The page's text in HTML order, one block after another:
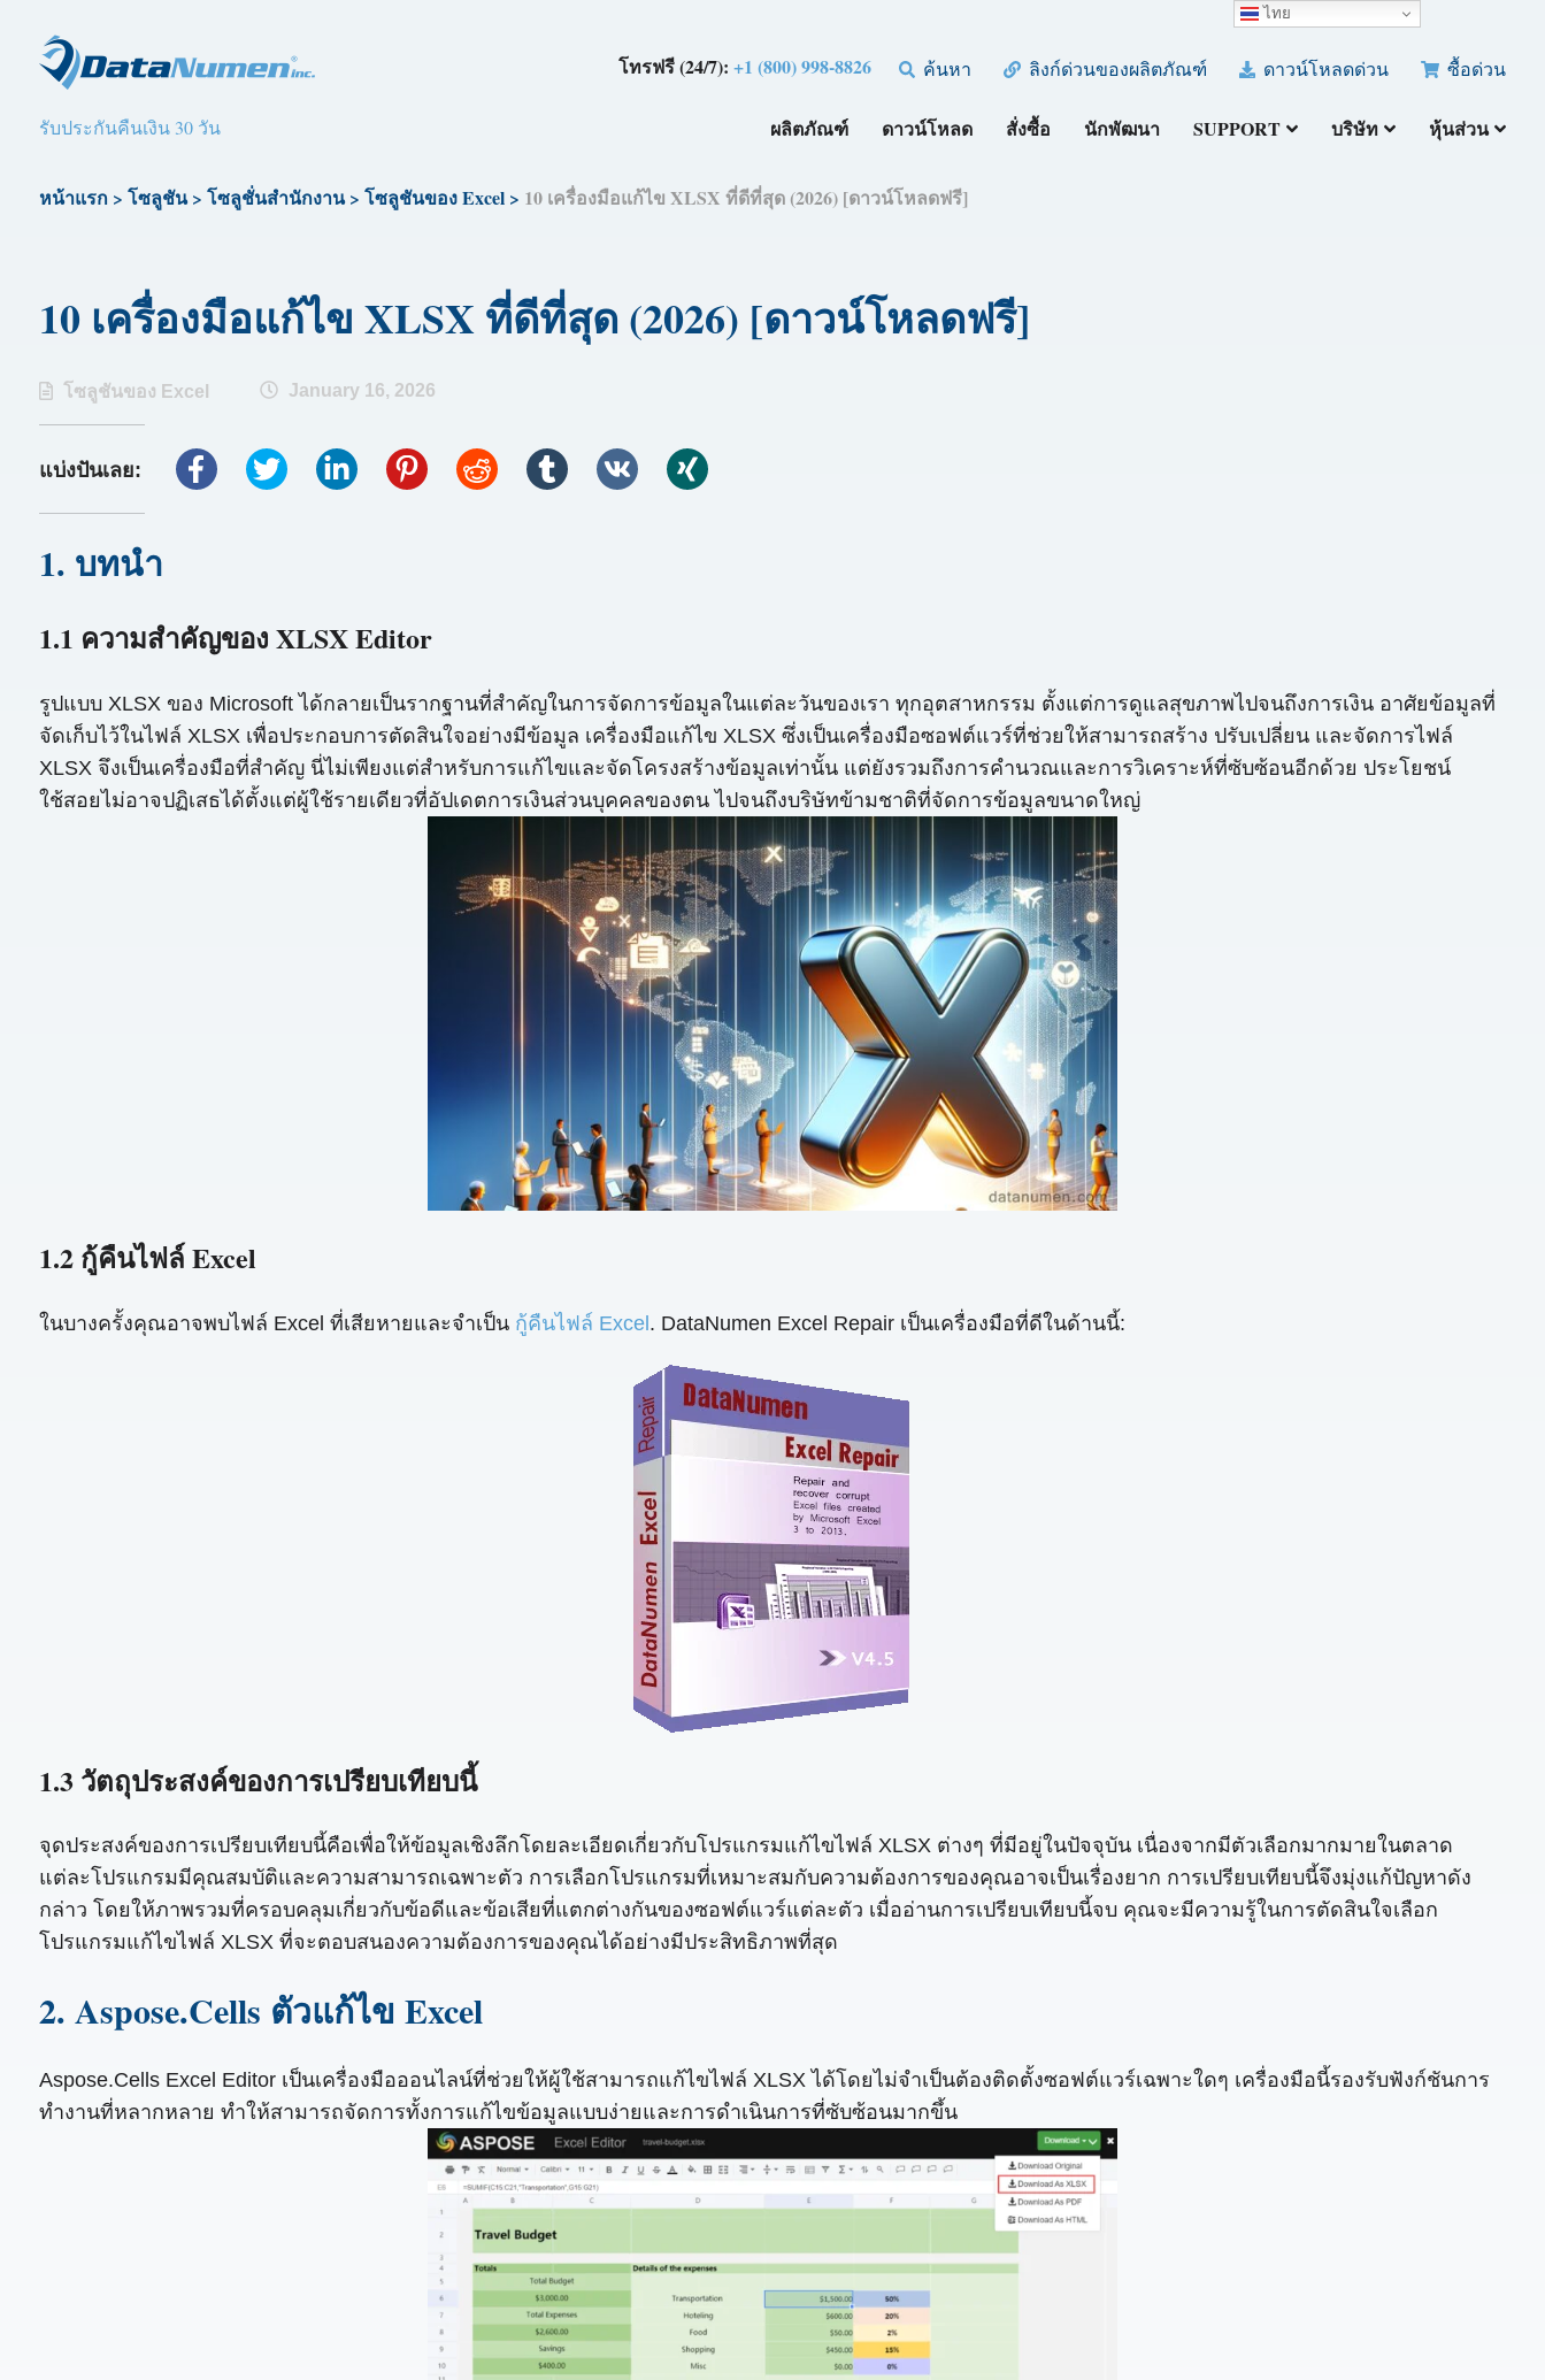
โทรฟรี (24/7):+1 (800) 998-8826 ค้นหา ลิงก์ด่วนของผลิตภัณฑ์ ดาวน์โหลดด่วน ซื้อด่วน
รับประกันคืนเงิน 30 วัน ผลิตภัณฑ์ ดาวน์โหลด สั่งซื้อ นักพัฒนา SUPPORT บริษัท หุ้นส่วน
หน้าแรก> โซลูชัน> โซลูชั่นสำนักงาน> โซลูชันของ Excel> 10 เครื่องมือแก้ไข XLSX ที่ดีที่สุด (2026) [ดาวน์โหลดฟรี]
10 เครื่องมือแก้ไข XLSX ที่ดีที่สุด (2026) [ดาวน์โหลดฟรี]
โซลูชันของ Excel January 16, 2026
แบ่งปันเลย:
1. บทนำ
1.1 ความสำคัญของ XLSX Editor
รูปแบบ XLSX ของ Microsoft ได้กลายเป็นรากฐานที่สำคัญในการจัดการข้อมูลในแต่ละวันของเรา ทุกอุตสาหกรรม ตั้งแต่การดูแลสุขภาพไปจนถึงการเงิน อาศัยข้อมูลที่
จัดเก็บไว้ในไฟล์ XLSX เพื่อประกอบการตัดสินใจอย่างมีข้อมูล เครื่องมือแก้ไข XLSX ซึ่งเป็นเครื่องมือซอฟต์แวร์ที่ช่วยให้สามารถสร้าง ปรับเปลี่ยน และจัดการไฟล์
XLSX จึงเป็นเครื่องมือที่สำคัญ นี่ไม่เพียงแต่สำหรับการแก้ไขและจัดโครงสร้างข้อมูลเท่านั้น แต่ยังรวมถึงการคำนวณและการวิเคราะห์ที่ซับซ้อนอีกด้วย ประโยชน์
ใช้สอยไม่อาจปฏิเสธได้ตั้งแต่ผู้ใช้รายเดียวที่อัปเดตการเงินส่วนบุคคลของตน ไปจนถึงบริษัทข้ามชาติที่จัดการข้อมูลขนาดใหญ่
1.2 กู้คืนไฟล์ Excel
ในบางครั้งคุณอาจพบไฟล์ Excel ที่เสียหายและจำเป็น กู้คืนไฟล์ Excel. DataNumen Excel Repair เป็นเครื่องมือที่ดีในด้านนี้:
1.3 วัตถุประสงค์ของการเปรียบเทียบนี้
จุดประสงค์ของการเปรียบเทียบนี้คือเพื่อให้ข้อมูลเชิงลึกโดยละเอียดเกี่ยวกับโปรแกรมแก้ไขไฟล์ XLSX ต่างๆ ที่มีอยู่ในปัจจุบัน เนื่องจากมีตัวเลือกมากมายในตลาด
แต่ละโปรแกรมมีคุณสมบัติและความสามารถเฉพาะตัว การเลือกโปรแกรมที่เหมาะสมกับความต้องการของคุณอาจเป็นเรื่องยาก การเปรียบเทียบนี้จึงมุ่งแก้ปัญหาดัง
กล่าว โดยให้ภาพรวมที่ครอบคลุมเกี่ยวกับข้อดีและข้อเสียที่แตกต่างกันของซอฟต์แวร์แต่ละตัว เมื่ออ่านการเปรียบเทียบนี้จบ คุณจะมีความรู้ในการตัดสินใจเลือก
โปรแกรมแก้ไขไฟล์ XLSX ที่จะตอบสนองความต้องการของคุณได้อย่างมีประสิทธิภาพที่สุด
2. Aspose.Cells ตัวแก้ไข Excel
Aspose.Cells Excel Editor เป็นเครื่องมือออนไลน์ที่ช่วยให้ผู้ใช้สามารถแก้ไขไฟล์ XLSX ได้โดยไม่จำเป็นต้องติดตั้งซอฟต์แวร์เฉพาะใดๆ เครื่องมือนี้รองรับฟังก์ชันการ
ทำงานที่หลากหลาย ทำให้สามารถจัดการทั้งการแก้ไขข้อมูลแบบง่ายและการดำเนินการที่ซับซ้อนมากขึ้น
ไทย